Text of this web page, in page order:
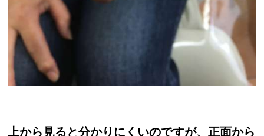
上から見ると分かりにくいのですが、正面から